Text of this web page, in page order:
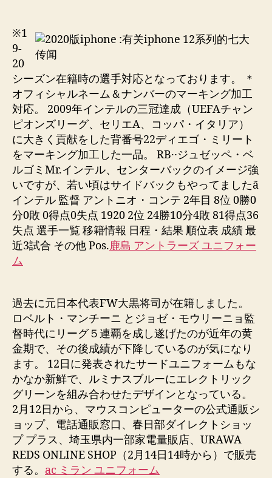
※1
9-
20
シーズン在籍時の選手対応となっております。 ＊
オフィシャルネーム＆ナンバーのマーキング加工
対応。 2009年インテルの三冠達成（UEFAチャン
ピオンズリーグ、セリエA、コッパ・イタリア）
に大きく貢献をした背番号22ディエゴ・ミリート
をマーキング加工した一品。 RB‥ジュゼッペ・ベ
ルゴミMr.インテル、センターバックのイメージ強
いですが、若い頃はサイドバックもやってましたã
インテル 監督 アントニオ・コンテ 2年目 8位 0勝0
分0敗 0得点0失点 1920 2位 24勝10分4敗 81得点36
失点 選手一覧 移籍情報 日程・結果 順位表 成績 最
近3試合 その他 Pos.鹿島 アントラーズ ユニフォー
ム
過去に元日本代表FW大黒将司が在籍しました。
ロベルト・マンチーニ とジョゼ・モウリーニョ監
督時代にリーグ５連覇を成し遂げたのが近年の黄
金期で、その後成績が下降しているのが気になり
ます。 12日に発表されたサードユニフォームもな
かなか新鮮で、ルミナスブルーにエレクトリック
グリーンを組み合わせたデザインとなっている。
2月12日から、マウスコンピューターの公式通販シ
ョップ、電話通販窓口、春日部ダイレクトショッ
プ プラス、埼玉県内一部家電量販店、URAWA
REDS ONLINE SHOP（2月14日14時から）で販売
する。 ac ミラン ユニフォーム